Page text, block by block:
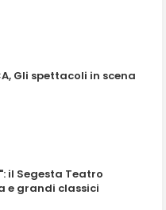
Gli spettacoli in scena
il Segesta Teatro
e grandi classici